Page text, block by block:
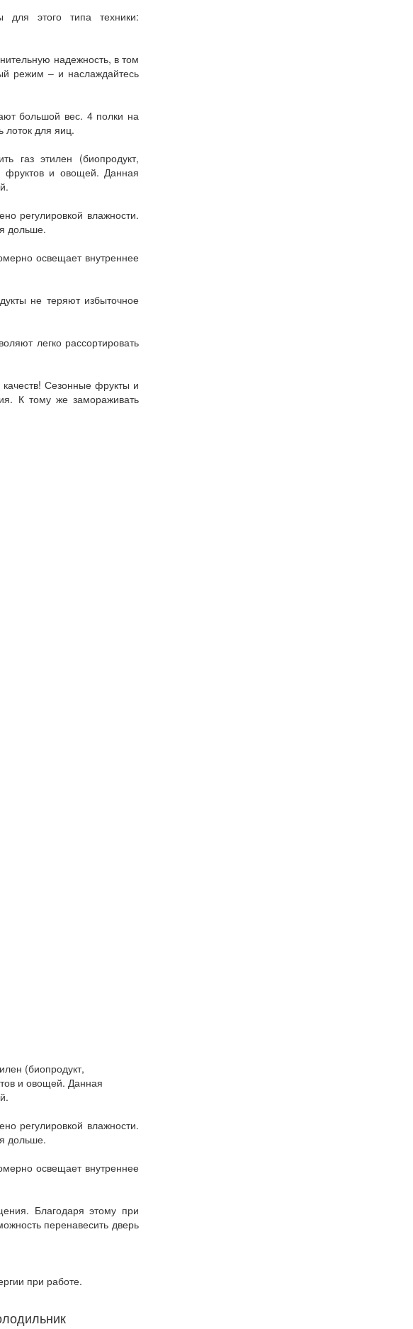
для этого типа техники:
надежность, в том
режим – и наслаждайтесь
большой вес. 4 полки на
лоток для яиц.
газ этилен (биопродукт,
фруктов и овощей. Данная
регулировкой влажности.
дольше.
освещает внутреннее
не теряют избыточное
легко рассортировать
Сезонные фрукты и
К тому же замораживать
(биопродукт,
и овощей. Данная
регулировкой влажности.
дольше.
освещает внутреннее
Благодаря этому при
перенавесить дверь
при работе.